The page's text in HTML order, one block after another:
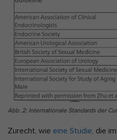
Abb. 2: Internationale Standards der
Zurecht, wie eine Studie , die